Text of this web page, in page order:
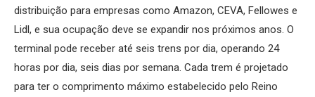
distribuição para empresas como Amazon, CEVA, Fellowes e
Lidl, e sua ocupação deve se expandir nos próximos anos. O
terminal pode receber até seis trens por dia, operando 24
horas por dia, seis dias por semana. Cada trem é projetado
para ter o comprimento máximo estabelecido pelo Reino